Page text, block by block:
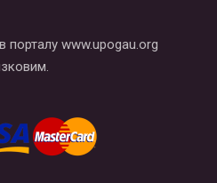
порталу www.upogau.org